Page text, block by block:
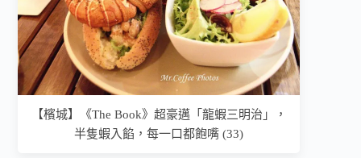
【檳城】《The Book》超豪邁「龍蝦三明治」，
半隻蝦入餡，每一口都飽嘴 (33)